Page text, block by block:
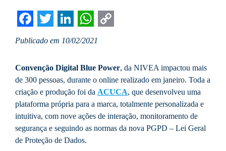
Facebook
Twitter
LinkedIn
WhatsApp
Publicado em 10/02/2021
Convenção Digital Blue Power, da NIVEA impactou mais
de 300 pessoas, durante o online realizado em janeiro. Toda a
criação e produção foi da ACUCA, que desenvolveu uma
plataforma própria para a marca, totalmente personalizada e
intuitiva, com nove ações de interação, monitoramento de
segurança e seguindo as normas da nova PGPD – Lei Geral
de Proteção de Dados.